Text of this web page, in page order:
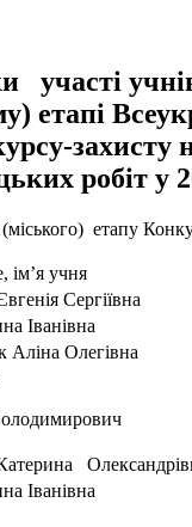
участі
етапі
захисту
робіт у
етапу
ім’я учня
Сергіївна
Іванівна
Аліна Олегівна
Іванівна